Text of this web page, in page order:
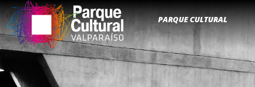
PARQUE CULTURAL